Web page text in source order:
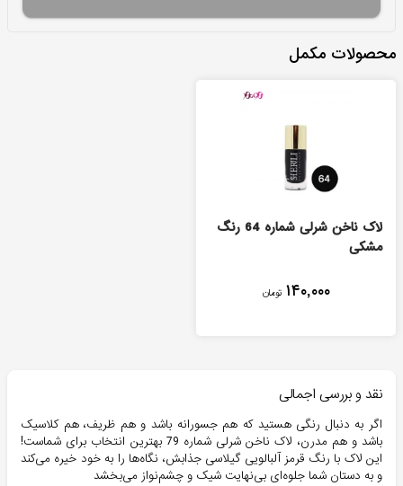
محصولات مکمل
لاک ناخن شرلی شماره 64 رنگ
مشکی
۱۴۰,۰۰۰ تومان
نقد و بررسی اجمالی
اگر به دنبال رنگی هستید که هم جسورانه باشد و هم ظریف، هم کلاسیک
باشد و هم مدرن، لاک ناخن شرلی شماره 79 بهترین انتخاب برای شماست!
این لاک با رنگ قرمز آلبالویی گیلاسی جذابش، نگاه‌ها را به خود خیره می‌کند
و به دستان شما جلوه‌ای بی‌نهایت شیک و چشم‌نواز می‌بخشد